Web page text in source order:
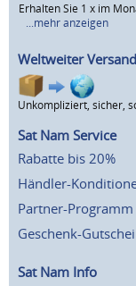
Erhalten Sie 1 x im
...mehr anzeigen
Weltweiter Versand
Unkompliziert, sicher,
Sat Nam Service
Rabatte bis 20%
Händler-
Partner-Programm
Geschenk-
Sat Nam Info